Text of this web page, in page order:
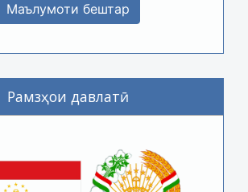
Маълумоти бештар
Рамзҳои давлатӣ